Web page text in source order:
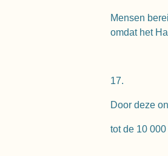
Mensen
omdat het
17.
Door deze
tot de 10